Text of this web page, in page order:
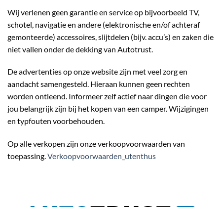
Wij verlenen geen garantie en service op bijvoorbeeld TV,
schotel, navigatie en andere (elektronische en/of achteraf
gemonteerde) accessoires, slijtdelen (bijv. accu’s) en zaken die
niet vallen onder de dekking van Autotrust.
De advertenties op onze website zijn met veel zorg en
aandacht samengesteld. Hieraan kunnen geen rechten
worden ontleend. Informeer zelf actief naar dingen die voor
jou belangrijk zijn bij het kopen van een camper. Wijzigingen
en typfouten voorbehouden.
Op alle verkopen zijn onze verkoopvoorwaarden van
toepassing.Verkoopvoorwaarden_utenthus